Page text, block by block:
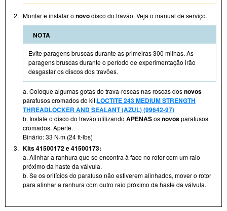
2. Montar e instalar o novodisco do travão. Veja o manual de serviço.
NOTA
Evite paragens bruscas durante as primeiras 300 milhas. As
paragens bruscas durante o período de experimentação irão
desgastar os discos dos travões.
a. Coloque algumas gotas do trava-roscas nas roscas dosnovos
parafusos cromados do kit.LOCTITE 243 MEDIUM STRENGTH
THREADLOCKER AND SEALANT (AZUL) (99642-97)
b. Instale o disco do travão utilizando APENASosnovosparafusos
cromados. Aperte.
Binário: 33 N·m (24 ft-lbs)
3. Kits 41500172 e 41500173:
a. Alinhar a ranhura que se encontra à face no rotor com um raio
próximo da haste da válvula.
b. Se os orifícios do parafuso não estiverem alinhados, mover o rotor
para alinhar a ranhura com outro raio próximo da haste da válvula.